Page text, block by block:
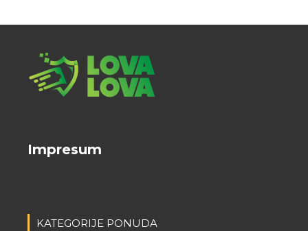
Impresum
KATEGORIJE PONUDA